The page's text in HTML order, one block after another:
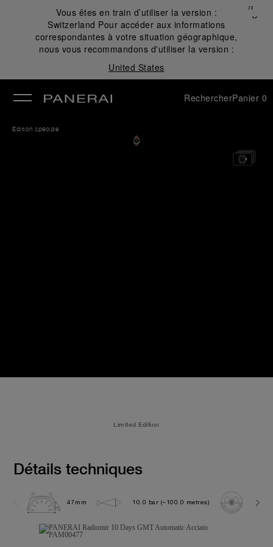
Vous êtes en train d’utiliser la version :
Switzerland Pour accéder aux informations
correspondantes à votre situation géographique,
nous vous recommandons d'utiliser la version :
United States
Fermer
✕
RechercherPanier 0
Édition spéciale
Limited Edition
Détails techniques
47mm 10.0 bar (~100.0 metres)